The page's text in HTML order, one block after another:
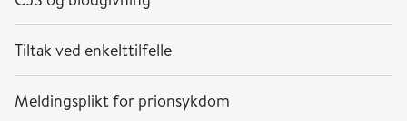
Tiltak ved enkelttilfelle
Meldingsplikt for prionsykdom